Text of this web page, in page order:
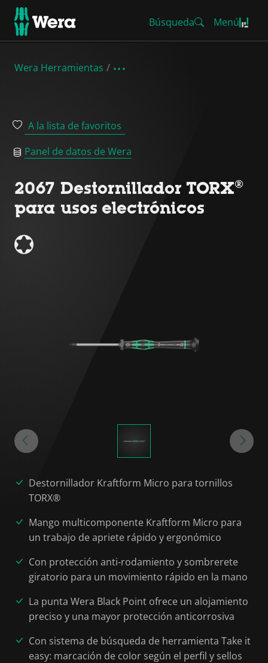
Búsqueda Menú
Wera Herramientas
A la lista de favoritos
Panel de datos de Wera
2067 Destornillador TORX®
para usos electrónicos
Destornillador Kraftform Micro para tornillos
TORX®
Mango multicomponente Kraftform Micro para
un trabajo de apriete rápido y ergonómico
Con protección anti-rodamiento y sombrerete
giratorio para un movimiento rápido en la mano
La punta Wera Black Point ofrece un alojamiento
preciso y una mayor protección anticorrosiva
Con sistema de búsqueda de herramienta Take it
easy: marcación de color según el perfil y sellos